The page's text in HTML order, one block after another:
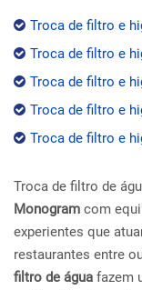
Troca de filtro e
Troca de filtro e
Troca de filtro e
Troca de filtro e
Troca de filtro e
Troca de filtro de
Monogram com
experientes que
restaurantes entre
filtro de água fazem